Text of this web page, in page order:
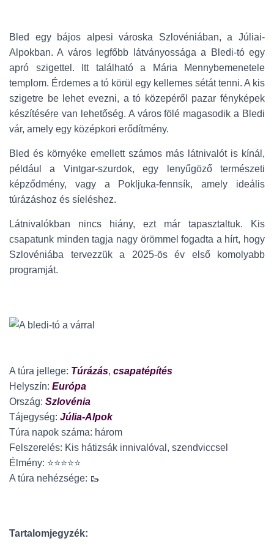
Bled egy bájos alpesi városka Szlovéniában, a Júliai-
Alpokban. A város legfőbb látványossága a Bledi-tó egy
apró szigettel. Itt található a Mária Mennybemenetele
templom. Érdemes a tó körül egy kellemes sétát tenni. A kis
szigetre be lehet evezni, a tó közepéről pazar fényképek
készítésére van lehetőség. A város fölé magasodik a Bledi
vár, amely egy középkori erődítmény.
Bled és környéke emellett számos más látnivalót is kínál,
például a Vintgar-szurdok, egy lenyűgöző természeti
képződmény, vagy a Pokljuka-fennsík, amely ideális
túrázáshoz és síeléshez.
Látnivalókban nincs hiány, ezt már tapasztaltuk. Kis
csapatunk minden tagja nagy örömmel fogadta a hírt, hogy
Szlovéniába tervezzük a 2025-ös év első komolyabb
programját.
A túra jellege: Túrázás, csapatépítés
Helyszín: Európa
Ország: Szlovénia
Tájegység: Júlia-Alpok
Túra napok száma: három
Felszerelés: Kis hátizsák innivalóval, szendviccsel
Élmény: ⭐⭐⭐⭐⭐
A túra nehézsége: 🥾
Tartalomjegyzék: